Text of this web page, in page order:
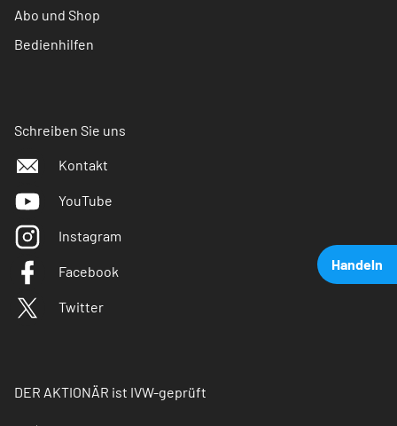
Handeln
Abo und Shop
Bedienhilfen
Schreiben Sie uns
Kontakt
YouTube
Instagram
Facebook
Twitter
DER AKTIONÄR ist IVW-geprüft